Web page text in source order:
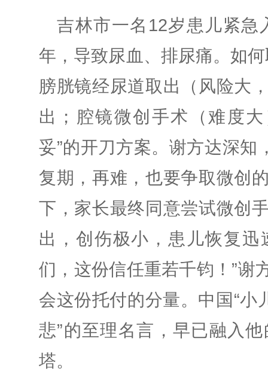
吉林市一名12岁患儿紧急
年，导致尿血、排尿痛。如
膀胱镜经尿道取出（风险大
出；腔镜微创手术（难度
妥”的开刀方案。 谢方达深知
复期，再难，也要争取微创
下，家长最终同意尝试微创
出，创伤极小，患儿恢复迅
们，这份信任重若千钧！”谢
会这份托付的分量。中国“小
悲”的至理名言，早已融入
塔。